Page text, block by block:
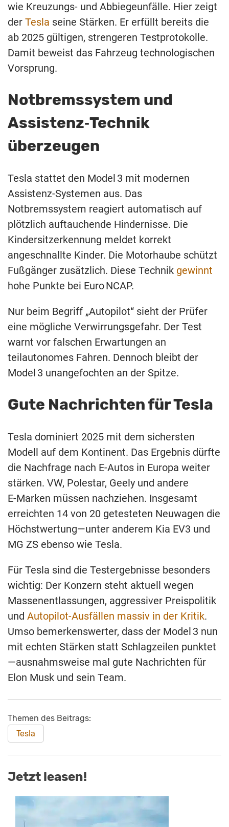
wie Kreuzungs‑ und Abbiegeunfälle. Hier zeigt
der Tesla seine Stärken. Er erfüllt bereits die
ab 2025 gültigen, strengeren Testprotokolle.
Damit beweist das Fahrzeug technologischen
Vorsprung.
Notbremssystem und
Assistenz‑Technik
überzeugen
Tesla stattet den Model 3 mit modernen
Assistenz‑Systemen aus. Das
Notbremssystem reagiert automatisch auf
plötzlich auftauchende Hindernisse. Die
Kindersitzerkennung meldet korrekt
angeschnallte Kinder. Die Motorhaube schützt
Fußgänger zusätzlich. Diese Technik gewinnt
hohe Punkte bei Euro NCAP.
Nur beim Begriff „Autopilot“ sieht der Prüfer
eine mögliche Verwirrungsgefahr. Der Test
warnt vor falschen Erwartungen an
teilautonomes Fahren. Dennoch bleibt der
Model 3 unangefochten an der Spitze.
Gute Nachrichten für Tesla
Tesla dominiert 2025 mit dem sichersten
Modell auf dem Kontinent. Das Ergebnis dürfte
die Nachfrage nach E‑Autos in Europa weiter
stärken. VW, Polestar, Geely und andere
E‑Marken müssen nachziehen. Insgesamt
erreichten 14 von 20 getesteten Neuwagen die
Höchstwertung—unter anderem Kia EV3 und
MG ZS ebenso wie Tesla.
Für Tesla sind die Testergebnisse besonders
wichtig: Der Konzern steht aktuell wegen
Massenentlassungen, aggressiver Preispolitik
und Autopilot-Ausfällen massiv in der Kritik.
Umso bemerkenswerter, dass der Model 3 nun
mit echten Stärken statt Schlagzeilen punktet
—ausnahmsweise mal gute Nachrichten für
Elon Musk und sein Team.
Themen des Beitrags:
Tesla
Jetzt leasen!